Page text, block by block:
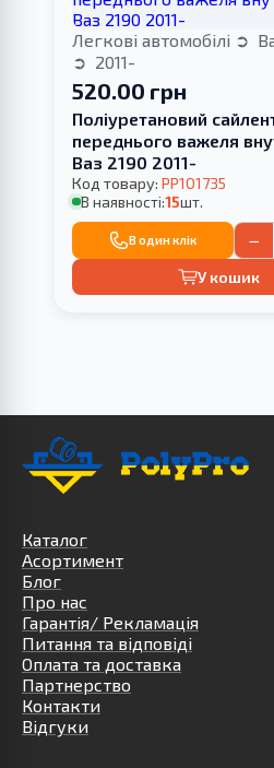
Легкові автомобілі
2011-
520.00 грн
Поліуретановий
переднього важеля
Ваз 2190 2011-
Код товару:PP101735
В наявності:15шт.
В один клік −
У кошик
Каталог
Асортимент
Блог
Про нас
Гарантія/ Рекламація
Питання та відповіді
Оплата та доставка
Партнерство
Контакти
Відгуки